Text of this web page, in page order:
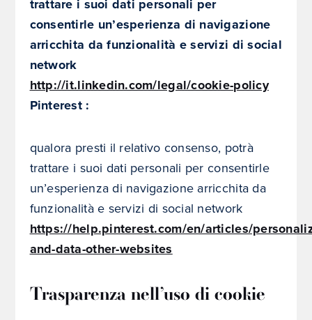
trattare i suoi dati personali per
consentirle un’esperienza di navigazione
arricchita da funzionalità e servizi di social
network
http://it.linkedin.com/legal/cookie-policy
Pinterest :
qualora presti il relativo consenso, potrà
trattare i suoi dati personali per consentirle
un’esperienza di navigazione arricchita da
funzionalità e servizi di social network
https://help.pinterest.com/en/articles/
and-data-other-websites
Trasparenza nell’uso di cookie